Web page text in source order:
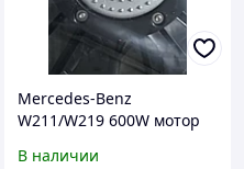
Mercedes-Benz
W211/W219 600W мотор
600W, новый
В наличии